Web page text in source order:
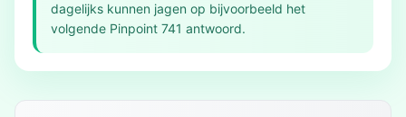
dagelijks kunnen jagen op bijvoorbeeld het
volgende Pinpoint 741 antwoord.